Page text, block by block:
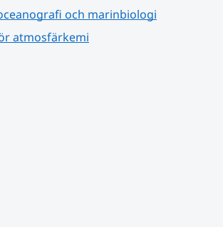
och marinbiologi
atmosfärkemi